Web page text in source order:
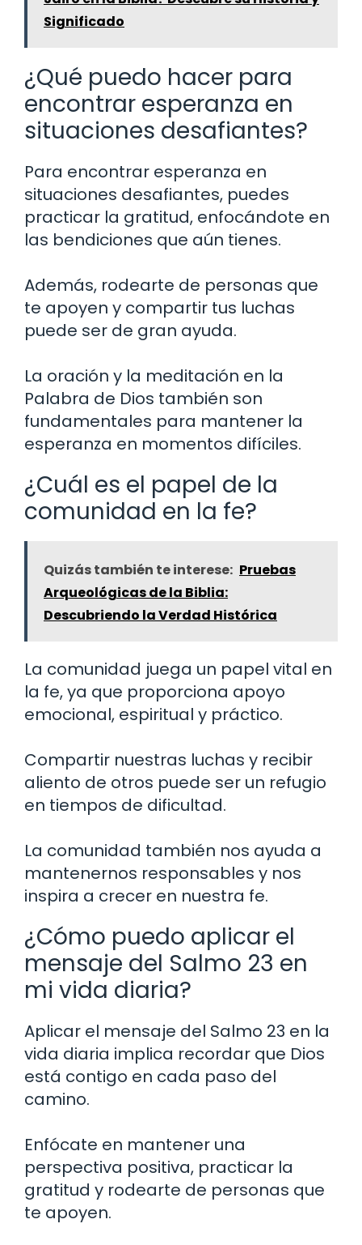
Significado
¿Qué puedo hacer para
encontrar esperanza en
situaciones desafiantes?
Para encontrar esperanza en
situaciones desafiantes, puedes
practicar la gratitud, enfocándote en
las bendiciones que aún tienes.
Además, rodearte de personas que
te apoyen y compartir tus luchas
puede ser de gran ayuda.
La oración y la meditación en la
Palabra de Dios también son
fundamentales para mantener la
esperanza en momentos difíciles.
¿Cuál es el papel de la
comunidad en la fe?
Quizás también te interese: Pruebas
Arqueológicas de la Biblia:
Descubriendo la Verdad Histórica
La comunidad juega un papel vital en
la fe, ya que proporciona apoyo
emocional, espiritual y práctico.
Compartir nuestras luchas y recibir
aliento de otros puede ser un refugio
en tiempos de dificultad.
La comunidad también nos ayuda a
mantenernos responsables y nos
inspira a crecer en nuestra fe.
¿Cómo puedo aplicar el
mensaje del Salmo 23 en
mi vida diaria?
Aplicar el mensaje del Salmo 23 en la
vida diaria implica recordar que Dios
está contigo en cada paso del
camino.
Enfócate en mantener una
perspectiva positiva, practicar la
gratitud y rodearte de personas que
te apoyen.